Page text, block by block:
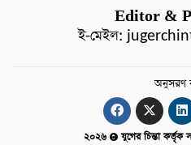
Editor &
ই-মেইল:
অনুসরণ
২০২৬ যুগের চিন্তা কর্তৃক